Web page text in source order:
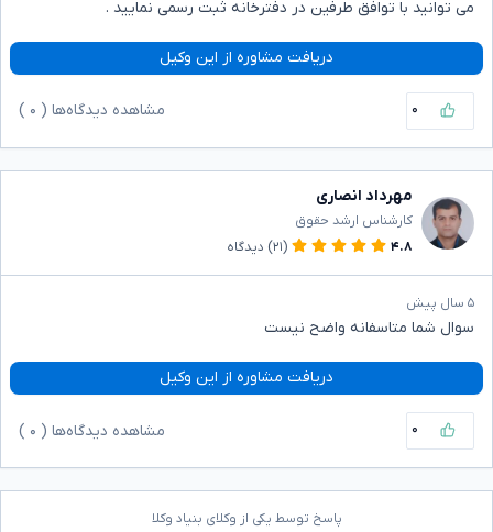
می توانید با توافق طرفین در دفترخانه ثبت رسمی نمایید .
دریافت مشاوره از این وکیل
۰ مشاهده دیدگاه‌ها ( ۰
مهرداد انصاری
کارشناس ارشد حقوق
۴.۸
(۲۱) دیدگاه
۵ سال پیش
سوال شما متاسفانه واضح نیست
دریافت مشاوره از این وکیل
۰ مشاهده دیدگاه‌ها ( ۰
پاسخ توسط یکی از وکلای بنیاد وکلا